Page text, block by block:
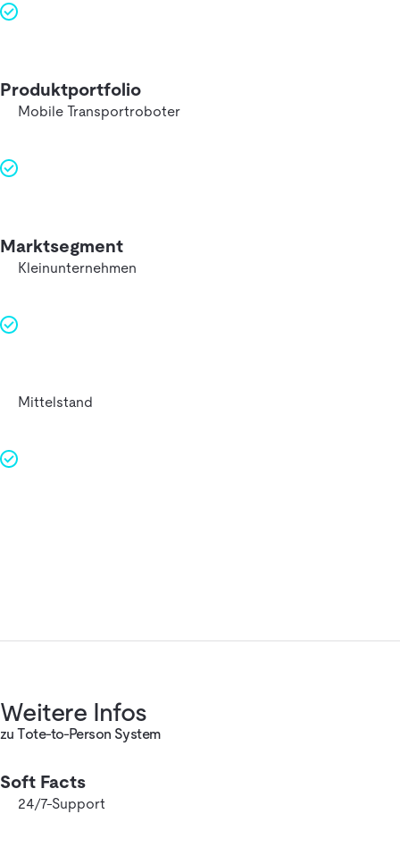
Produktportfolio
Mobile Transportroboter
Marktsegment
Kleinunternehmen
Mittelstand
Weitere Infos
zu Tote-to-Person System
Soft Facts
24/7-Support